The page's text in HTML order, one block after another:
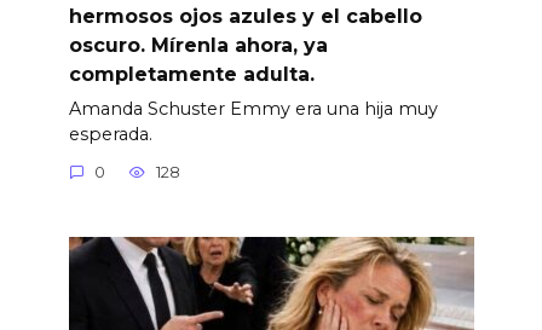
hermosos ojos azules y el cabello
oscuro. Mírenla ahora, ya
completamente adulta.
Amanda Schuster Emmy era una hija muy
esperada.
0 128